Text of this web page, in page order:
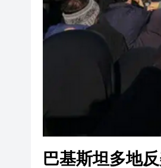
2026肇
「新資
多部門
巴基斯坦多地